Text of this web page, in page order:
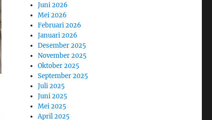
Juni 2026
Mei 2026
Februari 2026
Januari 2026
Desember 2025
November 2025
Oktober 2025
September 2025
Juli 2025
Juni 2025
Mei 2025
April 2025